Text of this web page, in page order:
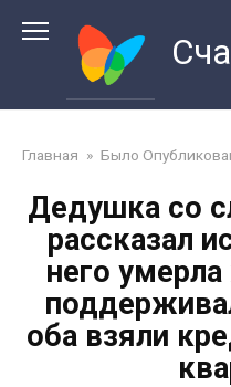
Главная » Было
Дедушка со
рассказал
него
оба взяли